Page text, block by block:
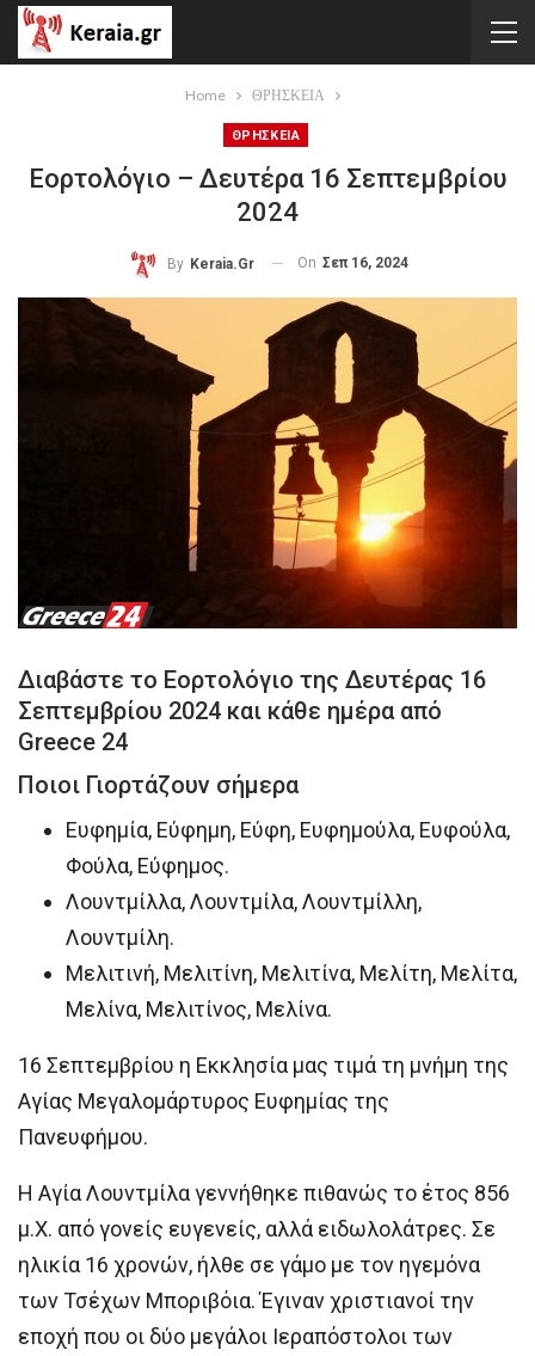
Home ΘΡΗΣΚΕΙΑ
ΘΡΗΣΚΕΙΑ
Εορτολόγιο – Δευτέρα 16 Σεπτεμβρίου
2024
By Keraia.gr On Σεπ 16, 2024
Διαβάστε το Εορτολόγιο της Δευτέρας 16
Σεπτεμβρίου 2024 και κάθε ημέρα από
Greece 24
Ποιοι Γιορτάζουν σήμερα
Ευφημία, Εύφημη, Εύφη, Ευφημούλα, Ευφούλα,
Φούλα, Εύφημος.
Λουντμίλλα, Λουντμίλα, Λουντμίλλη,
Λουντμίλη.
Μελιτινή, Μελιτίνη, Μελιτίνα, Μελίτη, Μελίτα,
Μελίνα, Μελιτίνος, Μελίνα.
16 Σεπτεμβρίου η Εκκλησία μας τιμά τη μνήμη της
Αγίας Μεγαλομάρτυρος Ευφημίας της
Πανευφήμου.
Η Αγία Λουντμίλα γεννήθηκε πιθανώς το έτος 856
μ.Χ. από γονείς ευγενείς, αλλά ειδωλολάτρες. Σε
ηλικία 16 χρονών, ήλθε σε γάμο με τον ηγεμόνα
των Τσέχων Μποριβόια. Έγιναν χριστιανοί την
εποχή που οι δύο μεγάλοι Ιεραπόστολοι των